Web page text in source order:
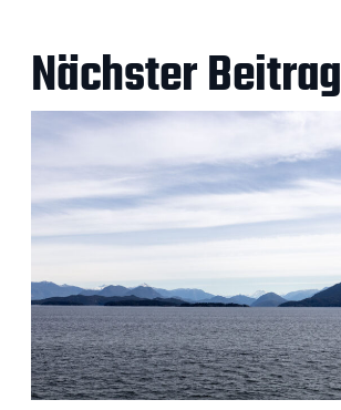
Nächster Beitrag